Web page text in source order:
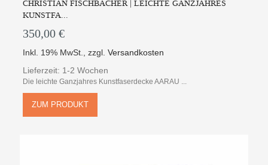
CHRISTIAN FISCHBACHER | LEICHTE GANZJAHRES
KUNSTFA...
350,00 €
Inkl. 19% MwSt. ,zzgl.Versandkosten
Lieferzeit: 1-2 Wochen
Die leichte Ganzjahres Kunstfaserdecke AARAU ...
ZUM PRODUKT